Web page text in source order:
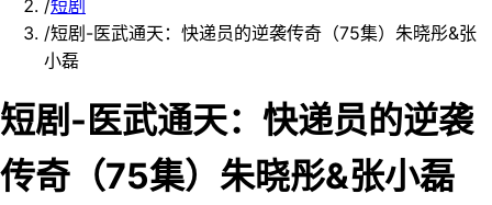
/短剧
/短剧-医武通天：快递员的逆袭传奇（75集）朱晓彤&张
小磊
短剧-医武通天：快递员的逆袭
传奇（75集）朱晓彤&张小磊